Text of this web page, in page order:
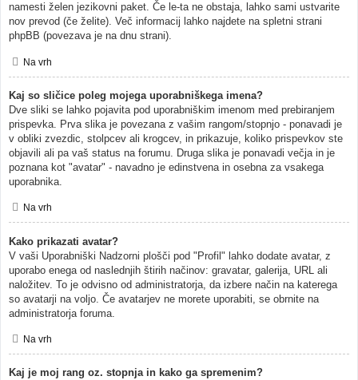
namesti želen jezikovni paket. Če le-ta ne obstaja, lahko sami ustvarite
nov prevod (če želite). Več informacij lahko najdete na spletni strani
phpBB (povezava je na dnu strani).
Na vrh
Kaj so sličice poleg mojega uporabniškega imena?
Dve sliki se lahko pojavita pod uporabniškim imenom med prebiranjem
prispevka. Prva slika je povezana z vašim rangom/stopnjo - ponavadi je
v obliki zvezdic, stolpcev ali krogcev, in prikazuje, koliko prispevkov ste
objavili ali pa vaš status na forumu. Druga slika je ponavadi večja in je
poznana kot "avatar" - navadno je edinstvena in osebna za vsakega
uporabnika.
Na vrh
Kako prikazati avatar?
V vaši Uporabniški Nadzorni plošči pod "Profil" lahko dodate avatar, z
uporabo enega od naslednjih štirih načinov: gravatar, galerija, URL ali
naložitev. To je odvisno od administratorja, da izbere način na katerega
so avatarji na voljo. Če avatarjev ne morete uporabiti, se obrnite na
administratorja foruma.
Na vrh
Kaj je moj rang oz. stopnja in kako ga spremenim?